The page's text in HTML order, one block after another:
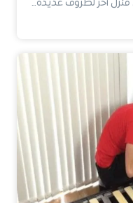
منزل آخر لظروف عديدة…